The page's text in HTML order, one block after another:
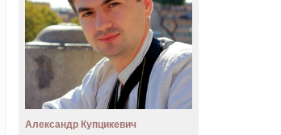
Александр Купцикевич